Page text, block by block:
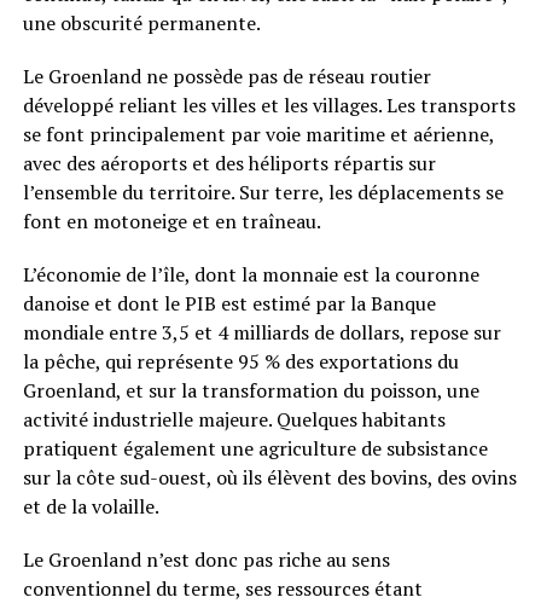
une obscurité permanente.
Le Groenland ne possède pas de réseau routier
développé reliant les villes et les villages. Les transports
se font principalement par voie maritime et aérienne,
avec des aéroports et des héliports répartis sur
l’ensemble du territoire. Sur terre, les déplacements se
font en motoneige et en traîneau.
L’économie de l’île, dont la monnaie est la couronne
danoise et dont le PIB est estimé par la Banque
mondiale entre 3,5 et 4 milliards de dollars, repose sur
la pêche, qui représente 95 % des exportations du
Groenland, et sur la transformation du poisson, une
activité industrielle majeure. Quelques habitants
pratiquent également une agriculture de subsistance
sur la côte sud-ouest, où ils élèvent des bovins, des ovins
et de la volaille.
Le Groenland n’est donc pas riche au sens
conventionnel du terme, ses ressources étant